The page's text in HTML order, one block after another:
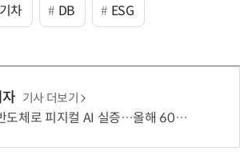
차 DB ESG
기사 더보기
체로 피지컬 AI 실증…올해 600억 투입